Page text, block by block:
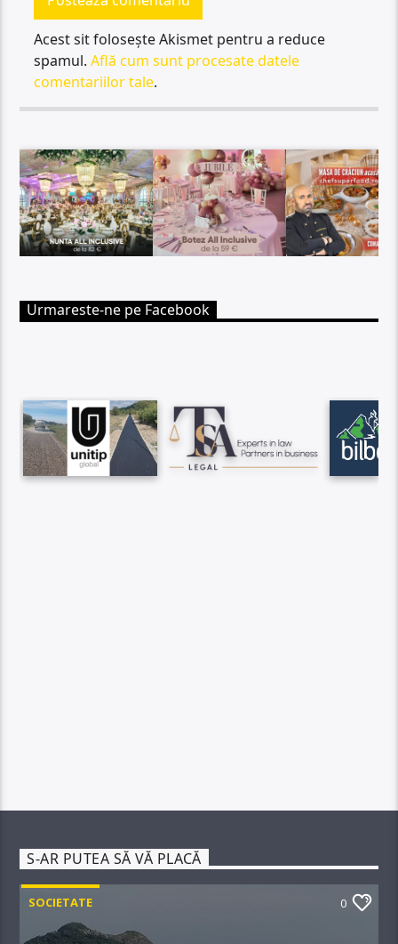
Acest sit folosește Akismet pentru a reduce
spamul.Află cum sunt procesate datele
comentariilor tale.
Urmareste-ne pe Facebook
S-AR PUTEA SĂ VĂ PLACĂ
SOCIETATE 0